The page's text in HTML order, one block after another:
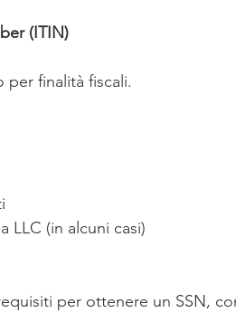
(ITIN)
per finalità fiscali.
LLC (in alcuni casi)
per ottenere un SSN,